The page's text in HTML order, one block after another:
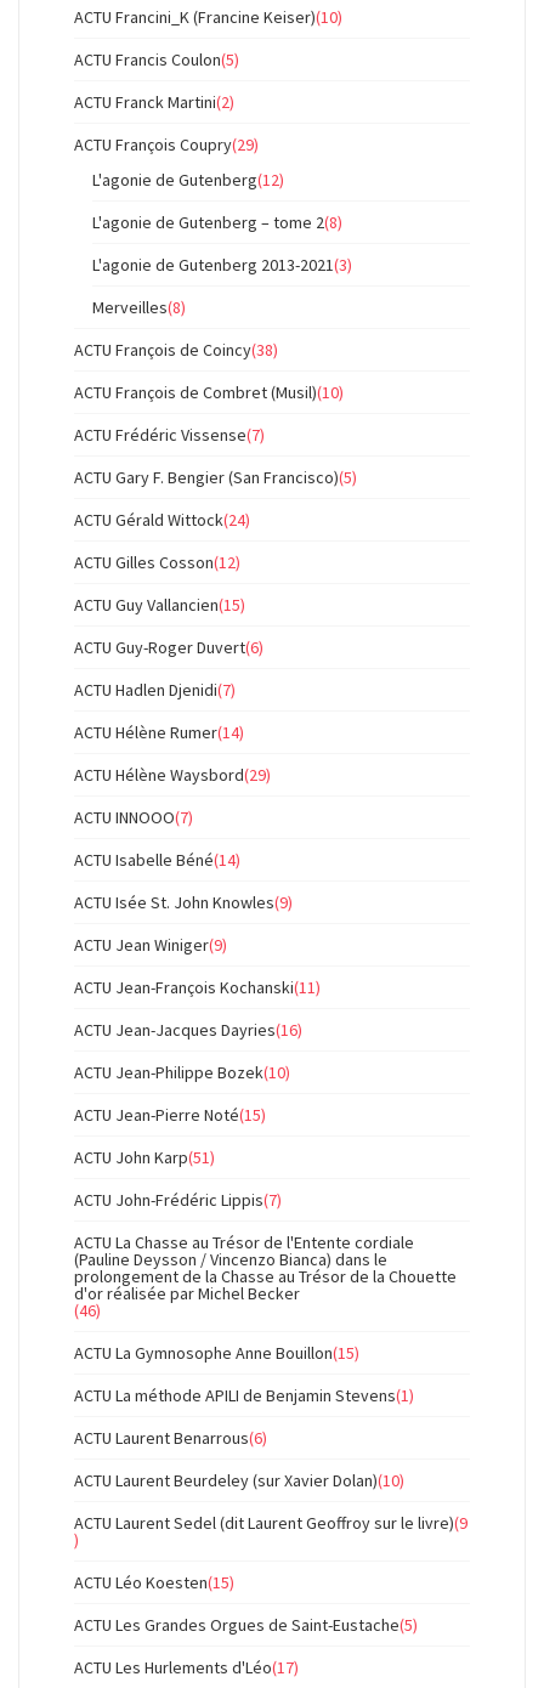
ACTU Francini_K (Francine Keiser)(10)
ACTU Francis Coulon(5)
ACTU Franck Martini(2)
ACTU François Coupry(29)
L'agonie de Gutenberg(12)
L'agonie de Gutenberg – tome 2(8)
L'agonie de Gutenberg 2013-2021(3)
Merveilles(8)
ACTU François de Coincy(38)
ACTU François de Combret (Musil)(10)
ACTU Frédéric Vissense(7)
ACTU Gary F. Bengier (San Francisco)(5)
ACTU Gérald Wittock(24)
ACTU Gilles Cosson(12)
ACTU Guy Vallancien(15)
ACTU Guy-Roger Duvert(6)
ACTU Hadlen Djenidi(7)
ACTU Hélène Rumer(14)
ACTU Hélène Waysbord(29)
ACTU INNOOO(7)
ACTU Isabelle Béné(14)
ACTU Isée St. John Knowles(9)
ACTU Jean Winiger(9)
ACTU Jean-François Kochanski(11)
ACTU Jean-Jacques Dayries(16)
ACTU Jean-Philippe Bozek(10)
ACTU Jean-Pierre Noté(15)
ACTU John Karp(51)
ACTU John-Frédéric Lippis(7)
ACTU La Chasse au Trésor de l'Entente cordiale
(Pauline Deysson / Vincenzo Bianca) dans le
prolongement de la Chasse au Trésor de la Chouette
d'or réalisée par Michel Becker
(46)
ACTU La Gymnosophe Anne Bouillon(15)
ACTU La méthode APILI de Benjamin Stevens(1)
ACTU Laurent Benarrous(6)
ACTU Laurent Beurdeley (sur Xavier Dolan)(10)
ACTU Laurent Sedel (dit Laurent Geoffroy sur le livre)(9
)
ACTU Léo Koesten(15)
ACTU Les Grandes Orgues de Saint-Eustache(5)
ACTU Les Hurlements d'Léo(17)